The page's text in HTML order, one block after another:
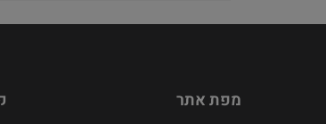
מפת אתר